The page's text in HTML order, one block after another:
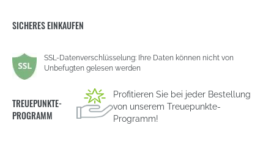
SICHERES EINKAUFEN
SSL-Datenverschlüsselung: Ihre Daten können nicht von
Unbefugten gelesen werden
TREUEPUNKTE-
PROGRAMM
Profitieren Sie bei jeder Bestellung
von unserem Treuepunkte-
Programm!